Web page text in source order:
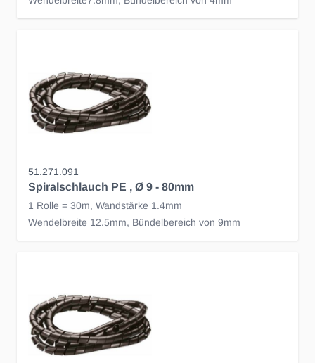
51.271.091
Spiralschlauch PE , Ø 9 - 80mm
1 Rolle = 30m, Wandstärke 1.4mm
Wendelbreite 12.5mm, Bündelbereich von 9mm